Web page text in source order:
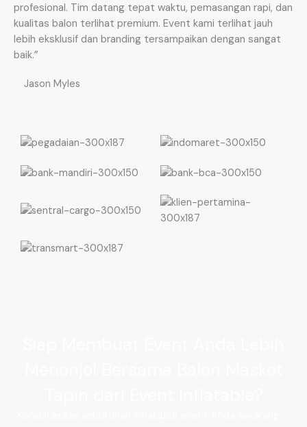
profesional. Tim datang tepat waktu, pemasangan rapi, dan
kualitas balon terlihat premium. Event kami terlihat jauh
lebih eksklusif dan branding tersampaikan dengan sangat
baik.”
Jason Myles